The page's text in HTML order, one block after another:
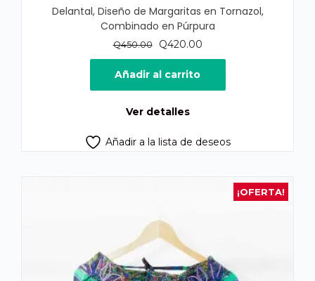
Delantal, Diseño de Margaritas en Tornazol,
Combinado en Púrpura
Q450.00
El
precio
original
era:
Q420.00El
precio
es:
Añadir al carrito
Ver detalles
Añadir a la lista de deseos
¡OFERTA!